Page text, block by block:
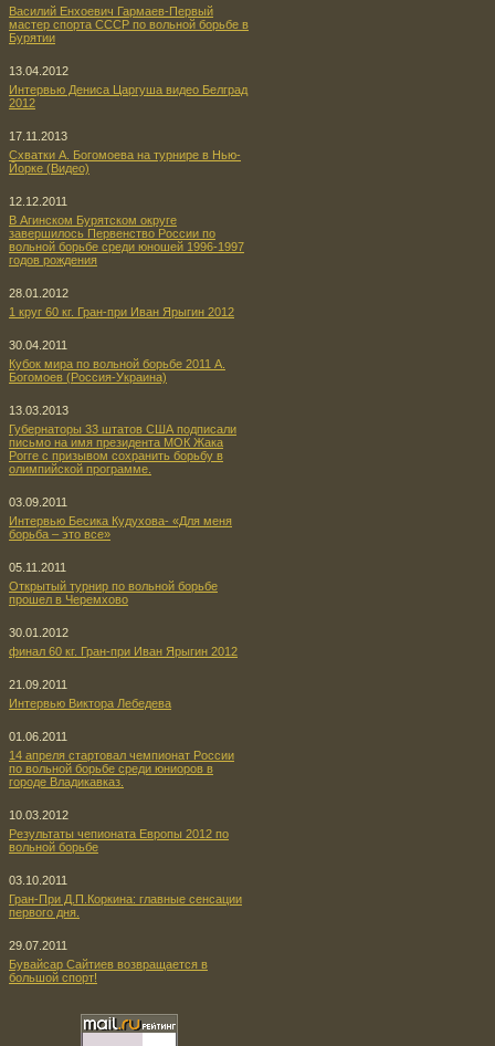
Василий Енхоевич Гармаев-Первый
мастер спорта СССР по вольной борьбе в
Бурятии
13.04.2012
Интервью Дениса Царгуша видео Белград
2012
17.11.2013
Схватки А. Богомоева на турнире в Нью-
Йорке (Видео)
12.12.2011
В Агинском Бурятском округе
завершилось Первенство России по
вольной борьбе среди юношей 1996-1997
годов рождения
28.01.2012
1 круг 60 кг. Гран-при Иван Ярыгин 2012
30.04.2011
Кубок мира по вольной борьбе 2011 А.
Богомоев (Россия-Украина)
13.03.2013
Губернаторы 33 штатов США подписали
письмо на имя президента МОК Жака
Рогге с призывом сохранить борьбу в
олимпийской программе.
03.09.2011
Интервью Бесика Кудухова- «Для меня
борьба – это все»
05.11.2011
Открытый турнир по вольной борьбе
прошел в Черемхово
30.01.2012
финал 60 кг. Гран-при Иван Ярыгин 2012
21.09.2011
Интервью Виктора Лебедева
01.06.2011
14 апреля стартовал чемпионат России
по вольной борьбе среди юниоров в
городе Владикавказ.
10.03.2012
Результаты чепионата Европы 2012 по
вольной борьбе
03.10.2011
Гран-При Д.П.Коркина: главные сенсации
первого дня.
29.07.2011
Бувайсар Сайтиев возвращается в
большой спорт!